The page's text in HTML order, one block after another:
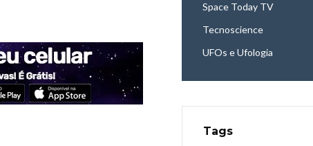
Space Today TV
Tecnoscience
UFOs e Ufologia
Tags